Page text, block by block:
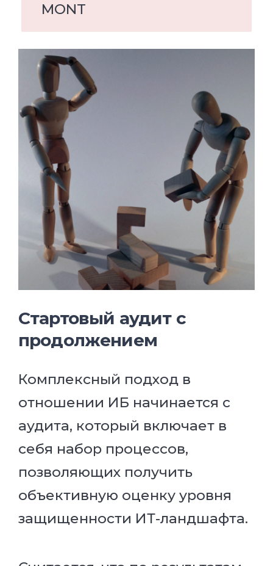
MONT
Стартовый аудит с
продолжением
Комплексный подход в
отношении ИБ начинается с
аудита, который включает в
себя набор процессов,
позволяющих получить
объективную оценку уровня
защищенности ИТ-ландшафта.